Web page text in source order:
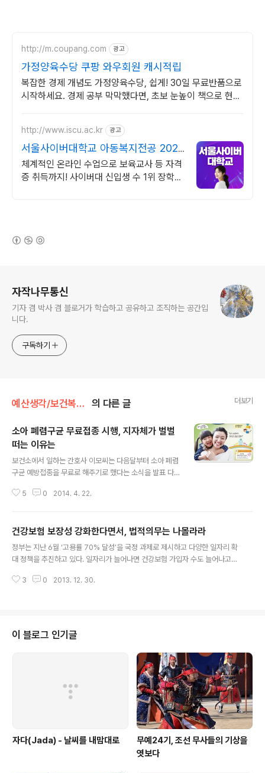
http://m.coupang.com 광고
가정양육수당 쿠팡 와우회원 캐시적립
복잡한 경제 개념도 가정양육수당, 쉽게! 30일 무료반품으로
시작하세요. 경제 공부 막막했다면, 초보 눈높이 책으로 현명
http://www.iscu.ac.kr 광고
서울사이버대학교 아동복지전공 2026
가을학기 신편입생
체계적인 온라인 수업으로 보육교사 등 자격
증 취득까지! 사이버대 신입생 수 1위 장학금
자작나무통신
기자 겸 박사 겸 블로거가 학습하고 공유하고 조직하는 공간입
니다.
구독하기
예산생각/보건복지분야 의 다른 글 더보기
소아 폐렴구균 무료접종 시행, 지자체가 벌벌
떠는 이유는
보건소에서 일하는 간호사 이모씨는 다음달부터 소아 폐렴
구균 예방접종을 무료로 해주기로 했다는 소식을 발표 다
을 확보하고 주민들에게 홍보하는 모든 업무가 이씨 몫이
한다. 이제는 놀랍지도 않다. “보건소 근무 10년차인데 항
상 이런 식이거든요. 예산이요? 추경을 하든가 예비비를 쓰
든가 그것도 아니라면 지방채라도 발행해야겠지요. 정부에
건복지부가 10일 발표한 ‘소아 폐렴구균 무료접종 시행’을
5 0 2014. 4. 22.
건강보험 보장성 강화한다면서, 법적의무는 나몰라라
정부는 지난 6월 ‘고용률 70% 달성’을 국정 과제로 제시하고 다양한 일자리 확
대 정책을 추진하고 있다. 일자리가 늘어나면 건강보험 가입자 수도 늘어나고
예산안에는 건강보험 가입자와 보수월액이 한푼도 증가하지 않는 것으로 나타
다. 하지만 기획재정부는 정부예산안을 편성하면서 5조 1865억원만 편성해 국
회에 제출했다. 기재부가 ‘가입자 수’와 ‘보수월액 증가율’을 지난해와 동일하게
3 0 2013. 12. 30.
이 블로그 인기글
자다(Jada) - 날씨를 내맘대로
무예24기, 조선 무사들의 기상을
엿보다